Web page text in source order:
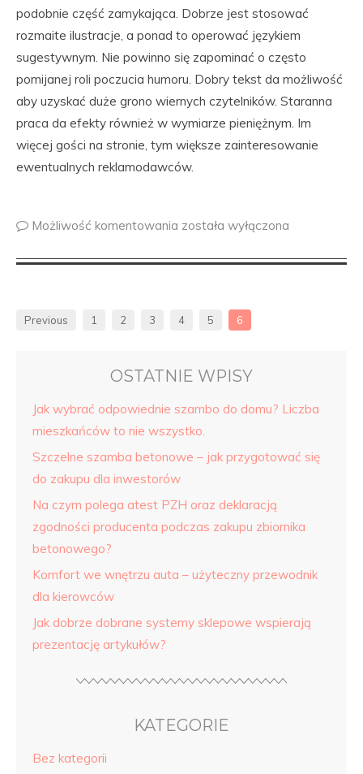
podobnie część zamykająca. Dobrze jest stosować
rozmaite ilustracje, a ponad to operować językiem
sugestywnym. Nie powinno się zapominać o często
pomijanej roli poczucia humoru. Dobry tekst da możliwość
aby uzyskać duże grono wiernych czytelników. Staranna
praca da efekty również w wymiarze pieniężnym. Im
więcej gości na stronie, tym większe zainteresowanie
ewentualnych reklamodawców.
Możliwość komentowania została wyłączona
Previous 1 2 3 4 5 6
OSTATNIE WPISY
Jak wybrać odpowiednie szambo do domu? Liczba
mieszkańców to nie wszystko.
Szczelne szamba betonowe – jak przygotować się
do zakupu dla inwestorów
Na czym polega atest PZH oraz deklaracją
zgodności producenta podczas zakupu zbiornika
betonowego?
Komfort we wnętrzu auta – użyteczny przewodnik
dla kierowców
Jak dobrze dobrane systemy sklepowe wspierają
prezentację artykułów?
KATEGORIE
Bez kategorii